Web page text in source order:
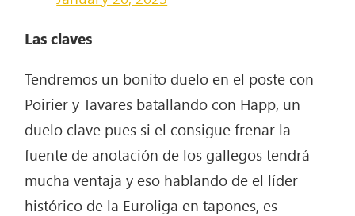
Las claves
Tendremos un bonito duelo en el poste con
Poirier y Tavares batallando con Happ, un
duelo clave pues si el consigue frenar la
fuente de anotación de los gallegos tendrá
mucha ventaja y eso hablando de el líder
histórico de la Euroliga en tapones, es